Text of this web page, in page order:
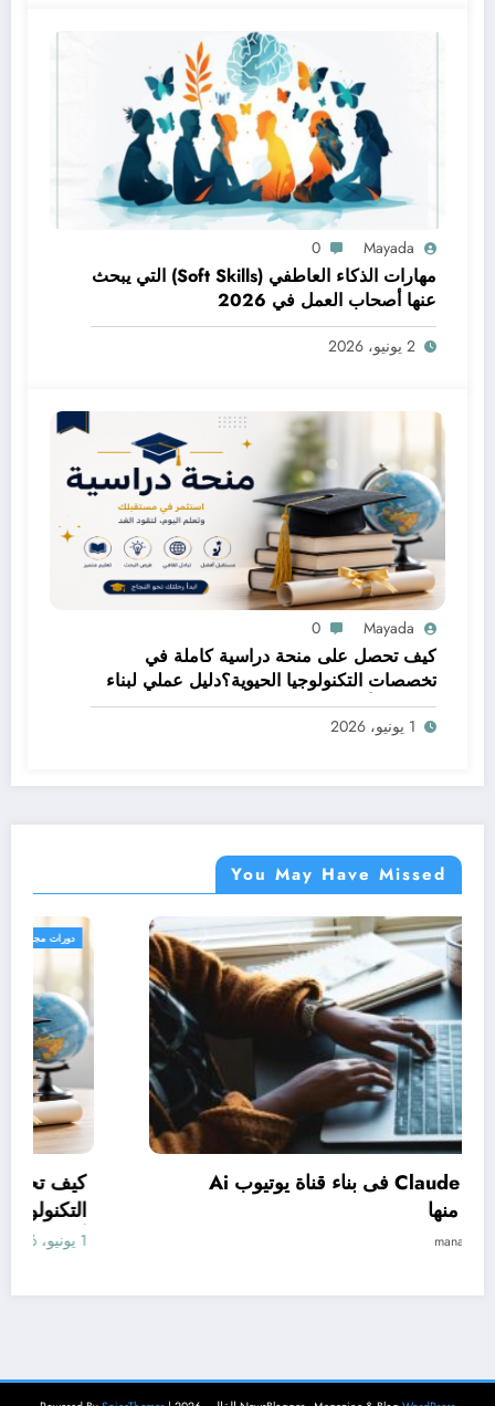
Mayada
0
مهارات الذكاء العاطفي (Soft Skills) التي يبحث
عنها أصحاب العمل في 2026
2 يونيو، 2026
Mayada
0
كيف تحصل على منحة دراسية كاملة في
تخصصات التكنولوجيا الحيوية؟دليل عملي لبناء
مستقبل أكاديمي مميز
1 يونيو، 2026
You May Have Missed
دورات مجانية
وتحقيق الربح منها
1 يونيو، 2026